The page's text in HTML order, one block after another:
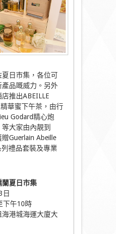
日市集，各位可
品嘅威力。另外
推出ABEILLE
精華蜜下午茶，由行
Godard精心炮
大家由內靚到
Guerlain Abeille
禮品套裝及專業
蘭夏日市集
日
下午10時
港城海運大廈大